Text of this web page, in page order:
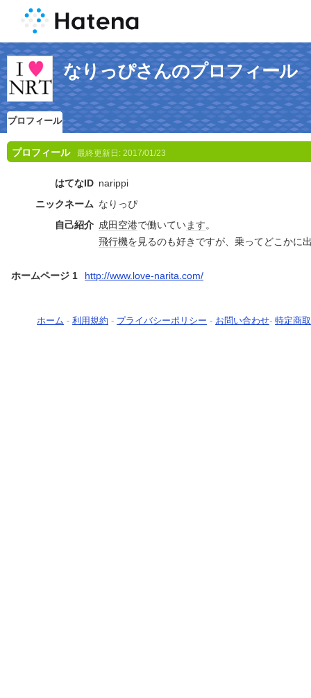
なりっぴさんのプロフィール
プロフィール
プロフィール 最終更新日: 2017/01/23
はてなID narippi
ニックネーム なりっぴ
自己紹介 成田空港で働いています。
飛行機を見るのも好きですが、乗ってどこかに
ホームページ 1 http://www.love-narita.com/
ホーム - 利用規約 - プライバシーポリシー - お問い合わせ- 特定商